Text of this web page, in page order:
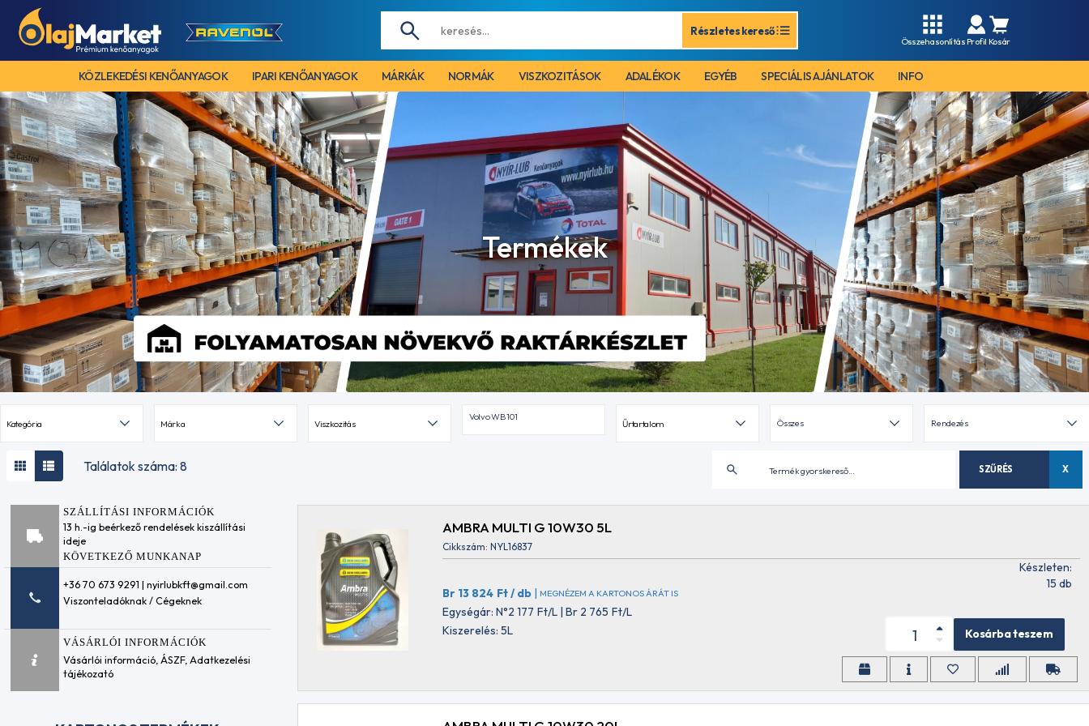
Részletes kereső
Összehasonlítás Profil Kosár
KÖZLEKEDÉSI KENŐANYAGOK IPARI KENŐANYAGOK MÁRKÁK NORMÁK VISZKOZITÁSOK ADALÉKOK EGYÉB SPECIÁLIS AJÁNLATOK INFO
Termékek
Kategória Márka Viszkozitás
Volvo WB 101
Űrtartalom
Találatok száma: 8 SZŰRÉS X
SZÁLLÍTÁSI INFORMÁCIÓK
13 h.-ig beérkező rendelések kiszállítási
ideje
KÖVETKEZŐ MUNKANAP
+36 70 673 9291 | nyirlubkft@gmail.com
Viszonteladóknak / Cégeknek
VÁSÁRLÓI INFORMÁCIÓK
Vásárlói információ,ÁSZF,Adatkezelési
tájékozató
AMBRA MULTI G 10W30 5L
Cikkszám: NYL16837
Br 13 824 Ft/ db | MEGNÉZEM A KARTONOS ÁRÁT IS
Egységár: N°2 177 Ft/L | Br 2 765 Ft/L
Kiszerelés: 5L
Készleten:
15 db
Kosárba teszem